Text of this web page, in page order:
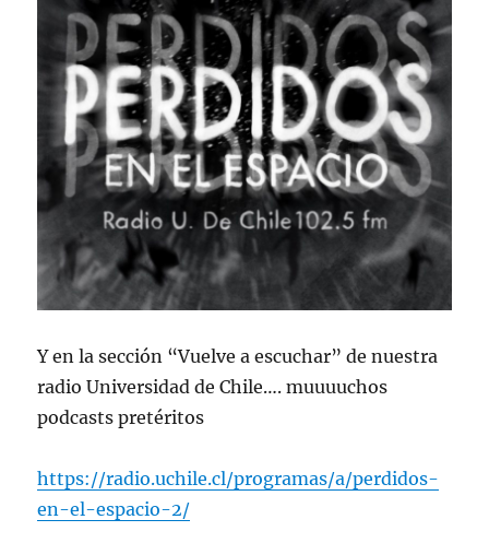
Y en la sección “Vuelve a escuchar” de nuestra
radio Universidad de Chile…. muuuuchos
podcasts pretéritos
https://radio.uchile.cl/programas/a/perdidos-
en-el-espacio-2/